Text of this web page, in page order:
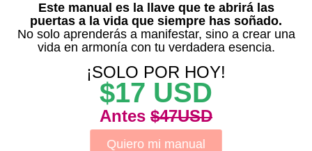
Este manual es la llave que te abrirá las
puertas a la vida que siempre has soñado.
No solo aprenderás a manifestar, sino a crear una
vida en armonía con tu verdadera esencia.
¡SOLO POR HOY!
$17 USD
Antes $47USD
Quiero mi manual